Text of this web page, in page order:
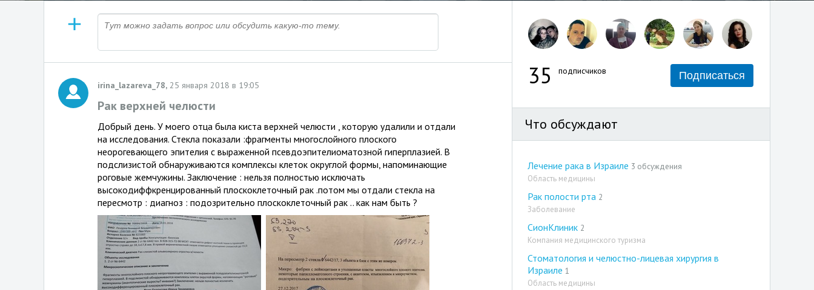
irina_lazareva_78, 25 января 2018 в 19:05
Рак верхней челюсти
Добрый день. У моего отца была киста верхней челюсти , которую удалили и отдали
на исследования. Стекла показали :фрагменты многослойного плоского
неорогевающего эпителия с выраженной псевдоэпителиоматозной гиперплазией. В
подслизистой обнаруживаются комплексы клеток округлой формы, напоминающие
роговые жемчужины. Заключение : нельзя полностью исключать
высокодиффкренцированный плоскоклеточный рак .потом мы отдали стекла на
пересмотр : диагноз : подозрительно плоскоклеточный рак .. как нам быть ?
35 подписчиков Подписаться
Что обсуждают
Лечение рака в Израиле 3 обсуждения
Область медицины
Рак полости рта 2
Заболевание
СионКлиник 2
Компания медицинского туризма
Стоматология и челюстно-лицевая хирургия в
Израиле 1
Область медицины